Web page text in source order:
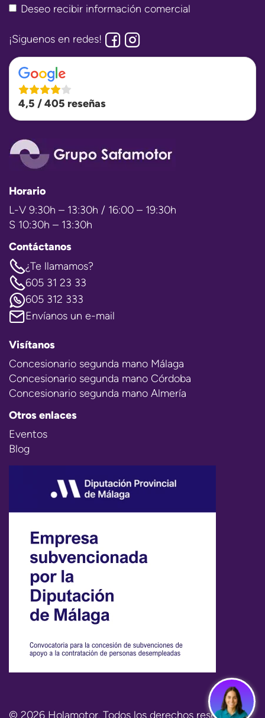
Deseo recibir información comercial
¡Siguenos en redes!
4,5 / 405 reseñas
Horario
L-V 9:30h – 13:30h / 16:00 – 19:30h
S 10:30h – 13:30h
Contáctanos
¿Te llamamos?
605 31 23 33
605 312 333
Envíanos un e-mail
Visítanos
Concesionario segunda mano Málaga
Concesionario segunda mano Córdoba
Concesionario segunda mano Almería
Otros enlaces
Eventos
Blog
© 2026 Holamotor. Todos los derechos reservados.